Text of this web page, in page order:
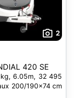
2
420 SE
kg, 6.05m, 32 495
200/190x74 cm